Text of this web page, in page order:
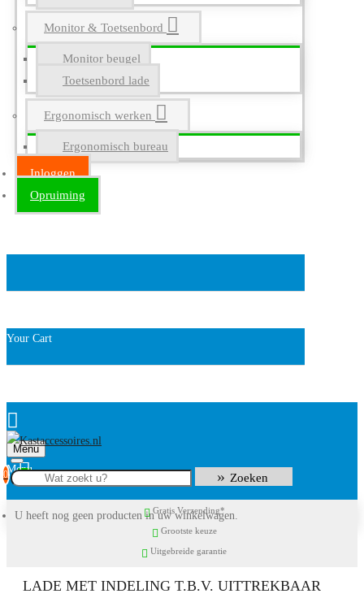
Monitor & Toetsenbord
Monitor beugel
Toetsenbord lade
Ergonomisch werken
Ergonomisch bureau
Inloggen
Opruiming
Your Cart
Menu
0
U heeft nog geen producten in uw winkelwagen.
Zoeken
Gratis Verzending*
Grootste keuze
Uitgebreide garantie
LADE MET INDELING T.B.V. UITTREKBAAR